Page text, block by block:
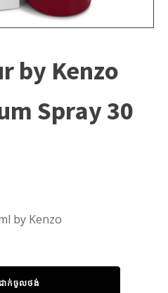
by Kenzo
Spray 30
by Kenzo
ដាក់ចូលថង់